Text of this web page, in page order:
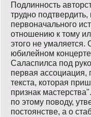
Подлинность
трудно
первоначального
отношению к тому
этого не умаляется.
юбилейном
Саласпилса под
первая ассоциация,
текста, которая
признак
по этому поводу,
постоянстве, а о